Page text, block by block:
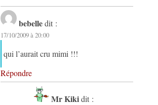
bebelle dit :
17/10/2009 à 20:00
qui l’aurait cru mimi !!!
Répondre
Mr Kiki dit :